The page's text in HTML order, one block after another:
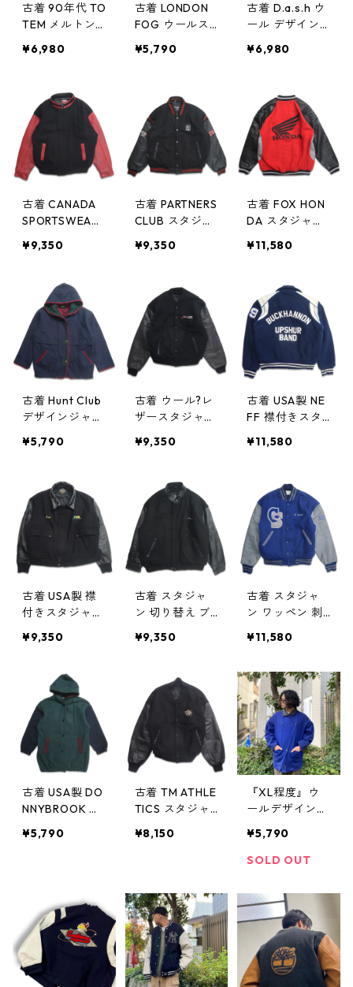
古着 90年代 TO
TEM メルトン
タンドカラー
記：-- gd404
044n w41125
¥6,980
古着 LONDON
FOG ウールス
ト フルジップ
w40209
¥5,790
古着 D.a.s.h ウ
ール デザイン
ルゾン 表記：3
¥6,980
古着 CANADA
SPORTSWEAR
スタジャン 切
XL gd40160
0n w40201
¥9,350
古着 PARTNERS
CLUB スタジャ
ク 表記：XXL
¥9,350
古着 FOX HON
DA スタジャン
01470n w4011
¥11,580
古着 Hunt Club
デザインジャケ
ウール 表記：1
w40116
¥5,790
古着 ウール?レ
ザースタジャン
ブラック 表
280n w31228
¥9,350
古着 USA製 NE
FF 襟付きスタ
gd312248n w
¥11,580
古着 USA製 襟
付きスタジャン
表記：2XL gd
¥9,350
古着 スタジャ
ン 切り替え ブ
L gd312170n
¥9,350
古着 スタジャ
ン ワッペン 刺
ー 表記：M g
17
¥11,580
古着 USA製 DO
NNYBROOK ウ
コート レディ
¥5,790
古着 TM ATHLE
TICS スタジャ
ブラック 表
¥8,150
『XL程度』ウ
ールデザインジ
ルジャケット
デザインジャケ
ブル 青 黒 古着
古着屋 高円寺
ビンテージ
¥5,790
SOLD OUT